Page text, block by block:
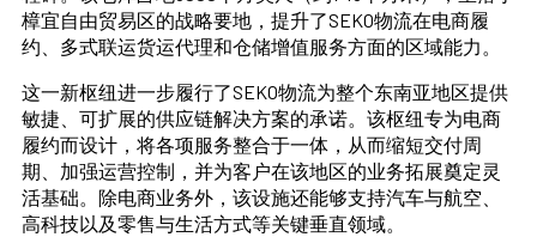
樟宜自由贸易区的战略要地，提升了SEKO物流在电商履
约、多式联运货运代理和仓储增值服务方面的区域能力。
这一新枢纽进一步履行了SEKO物流为整个东南亚地区提供
敏捷、可扩展的供应链解决方案的承诺。该枢纽专为电商
履约而设计，将各项服务整合于一体，从而缩短交付周
期、加强运营控制，并为客户在该地区的业务拓展奠定灵
活基础。除电商业务外，该设施还能够支持汽车与航空、
高科技以及零售与生活方式等关键垂直领域。